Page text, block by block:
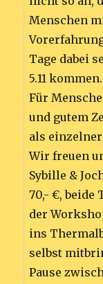
Menschen
Tage dabei
5.11 kommen.
Für
und gutem
als
Wir freuen
Sybille &
70,- €, beide
der
ins
selbst
Pause